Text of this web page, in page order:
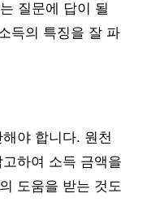
질문에 답이 될
득의 특징을 잘 파
야 합니다. 원천
하여 소득 금액을
도움을 받는 것도